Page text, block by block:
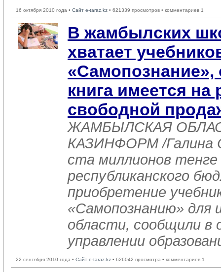
16 октября 2010 года • Сайт e-taraz.kz • 621339 просмотров • комментариев 1
В жамбылских
хватает
«Самопознание»,
книга имеется на
свободной
ЖАМБЫЛСКАЯ
КАЗИНФОРМ /Галина
ста миллионов тенге
республиканского
приобретение
«Самопознанию» для
области, сообщили в
управлении
22 сентября 2010 года • Сайт e-taraz.kz • 626042 просмотра • комментариев 1